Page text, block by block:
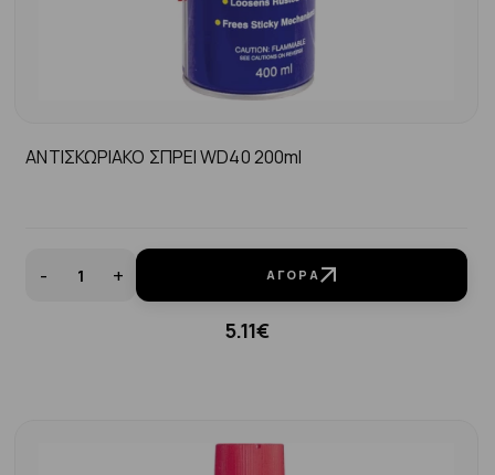
ΑΝΤΙΣΚΩΡΙΑΚΟ ΣΠΡΕΙ WD40 200ml
- + ΑΓΟΡΆ
5.11€